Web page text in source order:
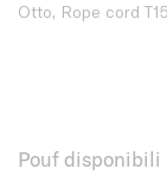
Otto, Rope cord
Pouf disponibili